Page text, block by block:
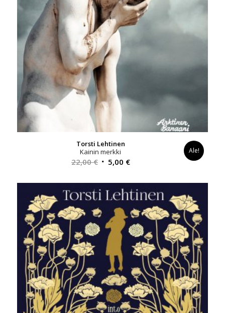
Torsti Lehtinen
Kainin merkki
22,00€ Alkuperäinen
oli:
22,00 €.
5,00 €Nykyinen
on:
5,00 €.
Ale!